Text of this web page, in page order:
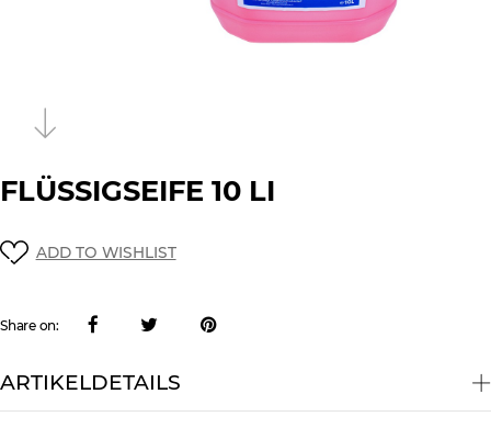
FLÜSSIGSEIFE 10 LI
ADD TO WISHLIST
Share on:
ARTIKELDETAILS